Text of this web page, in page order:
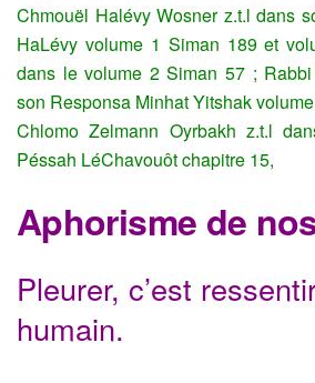
Chmouël Halévy Wosner z.t.l dans
HaLévy volume 1 Siman 189 et
dans le volume 2 Siman 57 ;
son Responsa Minhat Yitshak
Chlomo Zelmann Oyrbakh z.t.l
Péssah LéChavouôt chapitre 15,
Aphorisme de
Pleurer, c’est
humain.